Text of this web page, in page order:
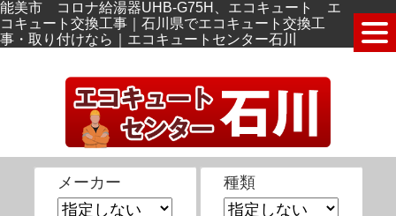
能美市 コロナ給湯器UHB-G75H、エコキュート エ
コキュート交換工事｜石川県でエコキュート交換工
事・取り付けなら｜エコキュートセンター石川
メーカー 種類